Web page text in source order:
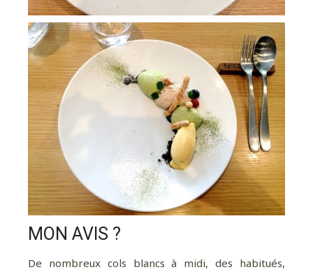
MON AVIS ?
De nombreux cols blancs à midi, des habitués,
Pour davantage de bonnes adresses, de
voyages au coin de la rue et au bout du monde,
suivez-moi sur Instagram!